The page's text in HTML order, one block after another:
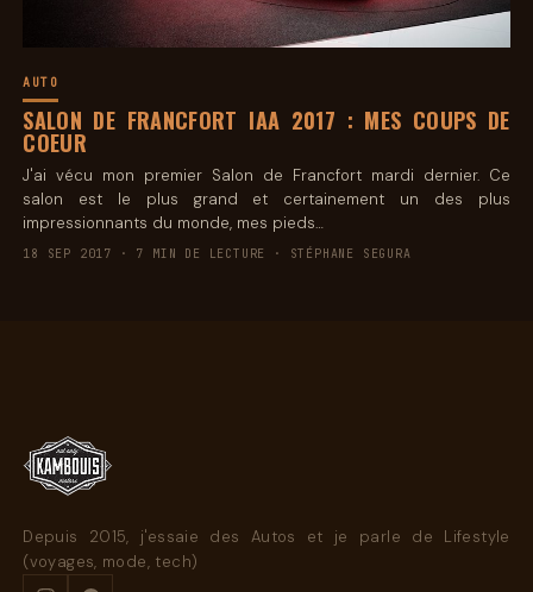
AUTO
SALON DE FRANCFORT IAA 2017 : MES COUPS DE
COEUR
J'ai vécu mon premier Salon de Francfort mardi dernier. Ce
salon est le plus grand et certainement un des plus
impressionnants du monde, mes pieds…
18 SEP 2017 · 7 MIN DE LECTURE · STÉPHANE SEGURA
Depuis 2015, j'essaie des Autos et je parle de Lifestyle
(voyages, mode, tech)